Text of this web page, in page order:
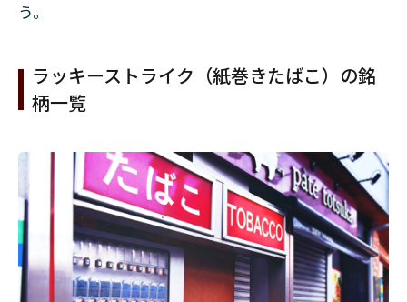
トシ
リー
ズ
◆ラッ
キース
トライ
ク・エ
キスパ
ートカ
ット・
14
う。
ラッキーストライク（紙巻きたばこ）の銘
柄一覧